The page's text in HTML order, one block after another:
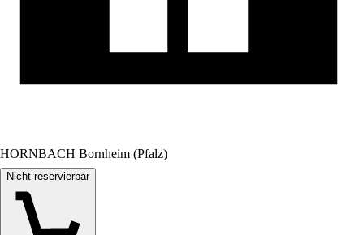
HORNBACH Bornheim (Pfalz)
Nicht reservierbar